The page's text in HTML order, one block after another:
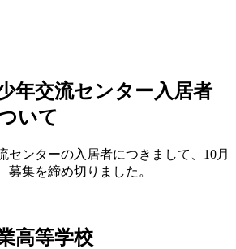
年交流センター入居者
いて
センターの入居者につきまして、10月
募集を締め切りました。
高等学校